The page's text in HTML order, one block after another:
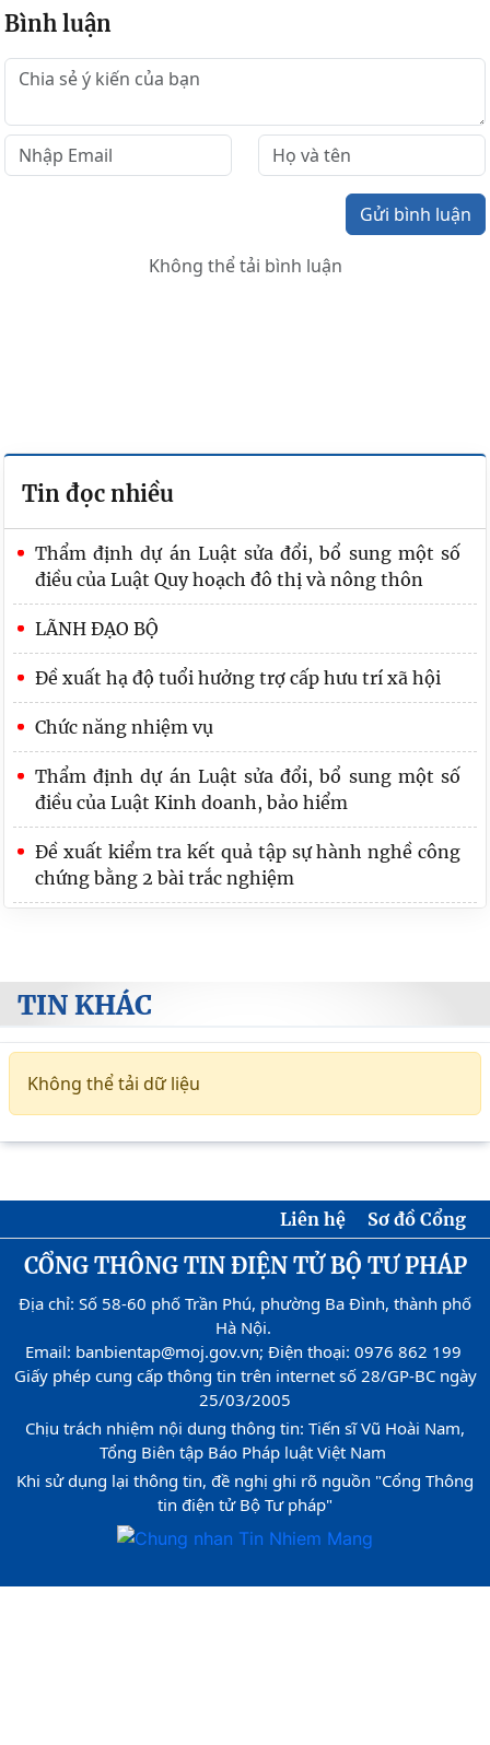
Bình luận
Gửi bình luận
Không thể tải bình luận
Tin đọc nhiều
Thẩm định dự án Luật sửa đổi, bổ sung một số
điều của Luật Quy hoạch đô thị và nông thôn
LÃNH ĐẠO BỘ
Đề xuất hạ độ tuổi hưởng trợ cấp hưu trí xã hội
Chức năng nhiệm vụ
Thẩm định dự án Luật sửa đổi, bổ sung một số
điều của Luật Kinh doanh, bảo hiểm
Đề xuất kiểm tra kết quả tập sự hành nghề công
chứng bằng 2 bài trắc nghiệm
TIN KHÁC
Không thể tải dữ liệu
Liên hệ Sơ đồ Cổng
CỔNG THÔNG TIN ĐIỆN TỬ BỘ TƯ PHÁP
Địa chỉ: Số 58-60 phố Trần Phú, phường Ba Đình, thành phố
Hà Nội.
Email: banbientap@moj.gov.vn; Điện thoại: 0976 862 199
Giấy phép cung cấp thông tin trên internet số 28/GP-BC ngày
25/03/2005
Chịu trách nhiệm nội dung thông tin: Tiến sĩ Vũ Hoài Nam,
Tổng Biên tập Báo Pháp luật Việt Nam
Khi sử dụng lại thông tin, đề nghị ghi rõ nguồn "Cổng Thông
tin điện tử Bộ Tư pháp"